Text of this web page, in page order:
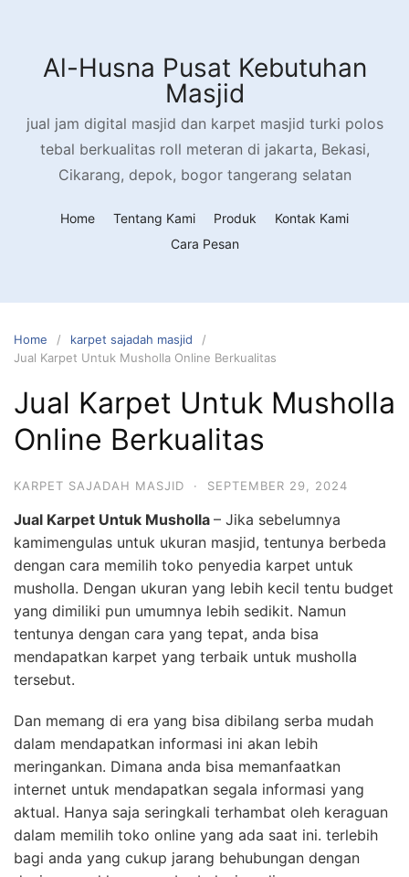
contentAl-Husna Pusat Kebutuhan
Masjid
jual jam digital masjid dan karpet masjid turki polos
tebal berkualitas roll meteran di jakarta, Bekasi,
Cikarang, depok, bogor tangerang selatan
Home Tentang Kami Produk
Kontak Kami
Cara Pesan
Home
karpet sajadah masjid
Jual Karpet Untuk Musholla Online Berkualitas
Jual Karpet Untuk Musholla
Online Berkualitas
KARPET SAJADAH MASJID · SEPTEMBER 29, 2024
Jual Karpet Untuk Musholla – Jika sebelumnya
kamimengulas untuk ukuran masjid, tentunya berbeda
dengan cara memilih toko penyedia karpet untuk
musholla. Dengan ukuran yang lebih kecil tentu budget
yang dimiliki pun umumnya lebih sedikit. Namun
tentunya dengan cara yang tepat, anda bisa
mendapatkan karpet yang terbaik untuk musholla
tersebut.
Dan memang di era yang bisa dibilang serba mudah
dalam mendapatkan informasi ini akan lebih
meringankan. Dimana anda bisa memanfaatkan
internet untuk mendapatkan segala informasi yang
aktual. Hanya saja seringkali terhambat oleh keraguan
dalam memilih toko online yang ada saat ini. terlebih
bagi anda yang cukup jarang behubungan dengan